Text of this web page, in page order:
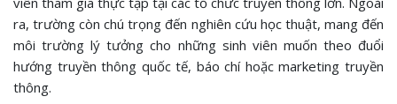
ra, trường còn chú trọng đến nghiên cứu học thuật, mang đến
môi trường lý tưởng cho những sinh viên muốn theo đuổi
hướng truyền thông quốc tế, báo chí hoặc marketing truyền
thông.